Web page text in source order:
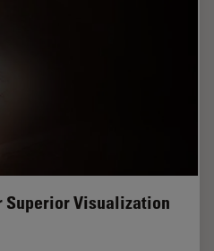
Superior Visualization